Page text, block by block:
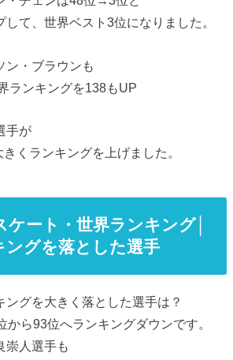
て、世界ベスト3位になりました。
ン・ブラウンも
ランキングを138もUP
手が
くランキングを上げました。
ケート・世界ランキング│
ングを落とした選手
ングを大きく落とした選手は？
から93位へランキングダウンです。
崇人選手も